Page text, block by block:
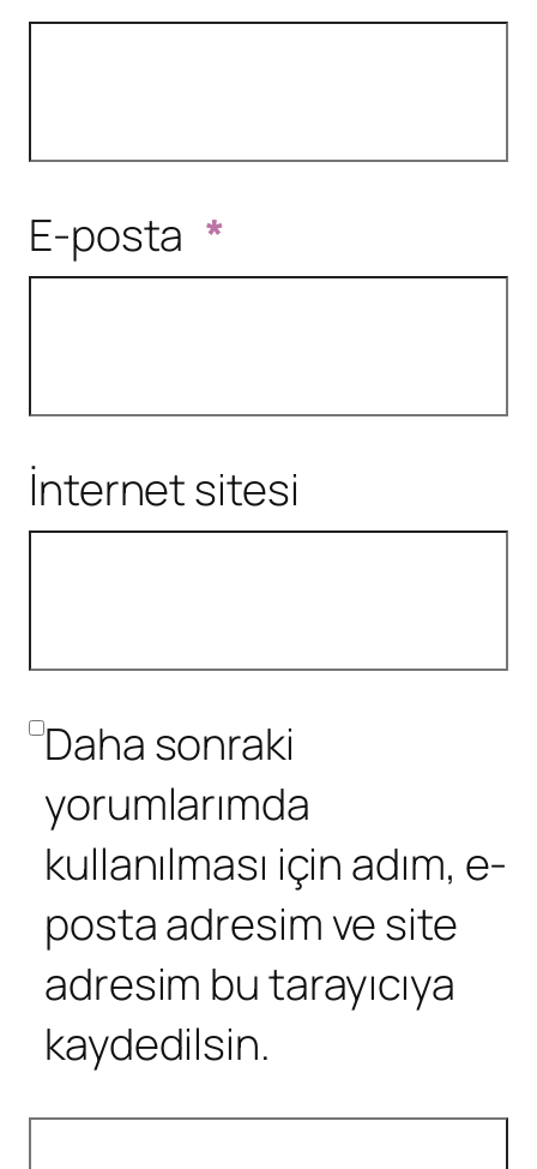
E-posta *
İnternet sitesi
Daha sonraki
yorumlarımda
kullanılması için adım, e-
posta adresim ve site
adresim bu tarayıcıya
kaydedilsin.